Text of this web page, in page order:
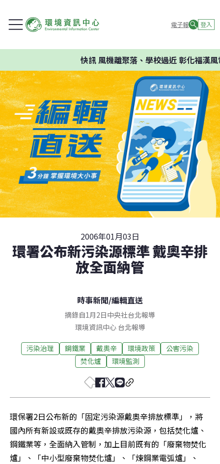
電子報 登入
快訊風機離聚落、學校過近 彰化福漢風
2006年01月03日
環署公布新污染源標準 戴奧辛排
放全面納管
時事新聞/編輯直送
摘錄自1月2日中央社台北報導
環境資訊中心 台北報導
污染治理 鋼鐵業 戴奧辛 環境政策
公害污染
焚化爐
環境監測
環保署2日公布新的「固定污染源戴奧辛排放標準」，將
國內所有新設或既存的戴奧辛排放污染源，包括焚化爐、
鋼鐵業等，全面納入管制，加上目前既有的「廢棄物焚化
爐」、「中小型廢棄物焚化爐」、「煉鋼業電弧爐」、